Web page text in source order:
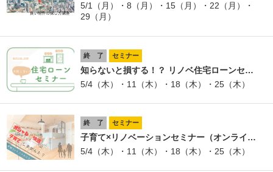
5/1（月）・8（月）・15（月）・22（月）・
29（月）
終 了 セミナー
知らないと損する！？ リノベ住宅ローンセ…
5/4（木）・11（木）・18（木）・25（木）
終 了 セミナー
子育て×リノベーションセミナー（オンライ…
5/4（木）・11（木）・18（木）・25（木）